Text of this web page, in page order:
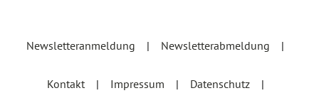
Newsletteranmeldung
Newsletterabmeldung
Kontakt Impressum Datenschutz